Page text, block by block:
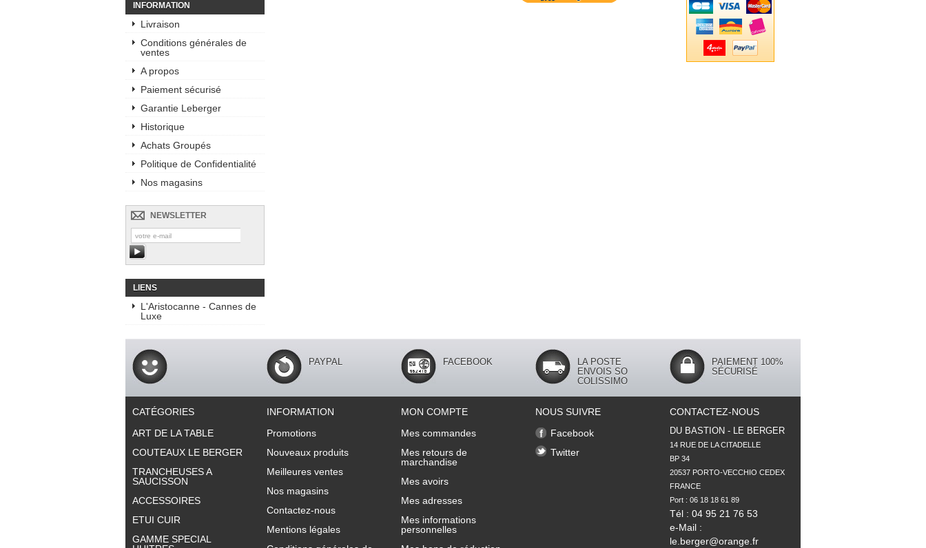
INFORMATION
Livraison
Conditions générales de
ventes
A propos
Paiement sécurisé
Garantie Leberger
Historique
Achats Groupés
Politique de Confidentialité
Nos magasins
NEWSLETTER
LIENS
L'Aristocanne - Cannes de
Luxe
PAYPAL FACEBOOK
LA POSTE
ENVOIS SO
COLISSIMO
PAIEMENT 100%
SÉCURISÉ
CATÉGORIES
ART DE LA TABLE
COUTEAUX LE BERGER
TRANCHEUSES A
SAUCISSON
ACCESSOIRES
ETUI CUIR
GAMME SPECIAL
INFORMATION
Promotions
Nouveaux produits
Meilleures ventes
Nos magasins
Contactez-nous
Mentions légales
MON COMPTE
Mes commandes
Mes retours de
marchandise
Mes avoirs
Mes adresses
Mes informations
personnelles
NOUS SUIVRE
Facebook
Twitter
CONTACTEZ-NOUS
DU BASTION - LE BERGER
14 RUE DE LA CITADELLE
BP 34
20537 PORTO-VECCHIO CEDEX
FRANCE
Tél : 04 95 21 76 53
e-Mail :
le.berger@orange.fr